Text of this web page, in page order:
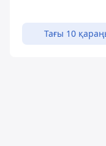
Тағы 10